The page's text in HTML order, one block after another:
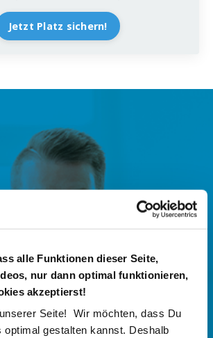
alle Funktionen dieser Seite,
nur dann optimal funktionieren,
akzeptierst!
Seite! Wir möchten, dass Du
optimal gestalten kannst. Deshalb
Jetzt Platz sichern!
echter
entsteht.
führen